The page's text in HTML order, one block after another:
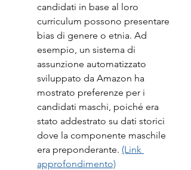
candidati in base al loro
curriculum possono presentare
bias di genere o etnia. Ad
esempio, un sistema di
assunzione automatizzato
sviluppato da Amazon ha
mostrato preferenze per i
candidati maschi, poiché era
stato addestrato su dati storici
dove la componente maschile
era preponderante. (Link
approfondimento)